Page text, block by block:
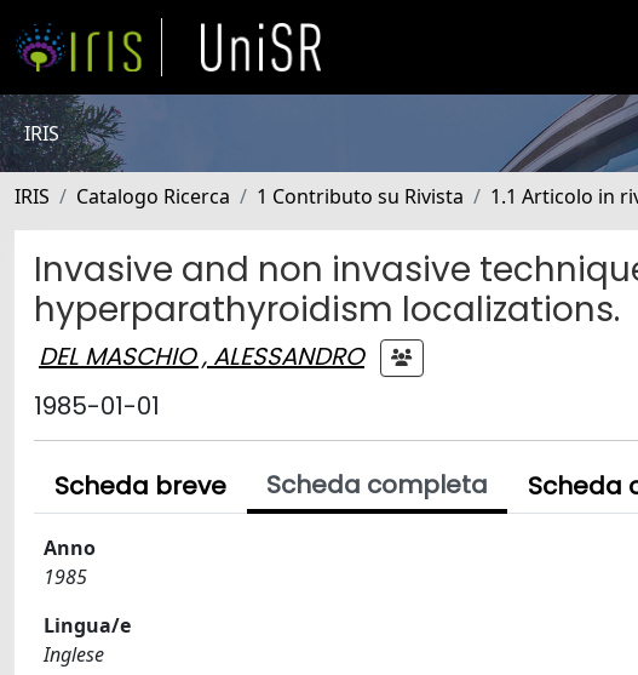
IRIS
IRIS Catalogo Ricerca 1 Contributo su Rivista 1.1 Articolo in
Invasive and non invasive
hyperparathyroidism localizations.
DEL MASCHIO , ALESSANDRO
1985-01-01
Scheda breve Scheda completa Scheda
Anno
1985
Lingua/e
Inglese